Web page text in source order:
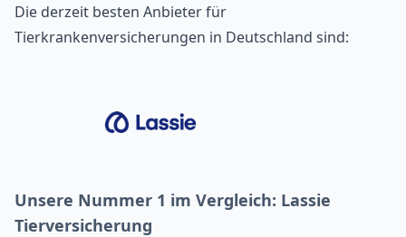
Die derzeit besten Anbieter für
Tierkrankenversicherungen in Deutschland sind:
Unsere Nummer 1 im Vergleich: Lassie
Tierversicherung